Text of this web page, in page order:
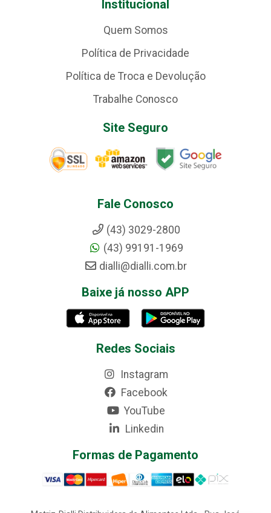
Institucional
Quem Somos
Política de Privacidade
Política de Troca e Devolução
Trabalhe Conosco
Site Seguro
Fale Conosco
(43) 3029-2800
(43) 99191-1969
dialli@dialli.com.br
Baixe já nosso APP
Redes Sociais
Instagram
Facebook
YouTube
Linkedin
Formas de Pagamento